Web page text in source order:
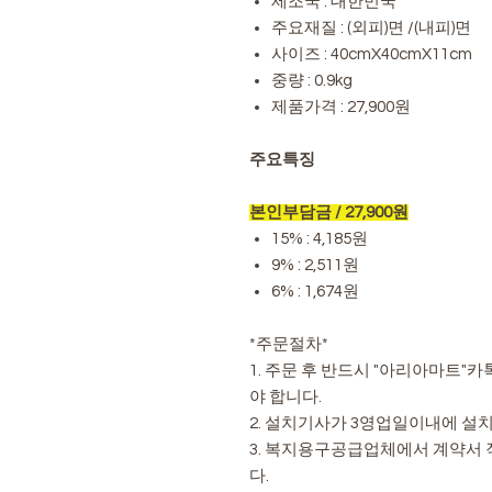
주요재질 : (외피)면 /(내피)면
사이즈 : 40cmX40cmX11cm
중량 : 0.9kg
제품가격 : 27,900원
주요특징
본인부담금 / 27,900원
15% : 4,185원
9% : 2,511원
6% : 1,674원
*주문절차*
1. 주문 후 반드시 "아리아마트"
야 합니다.
2. 설치기사가 3영업일이내에 설
3. 복지용구공급업체에서 계약서
다.